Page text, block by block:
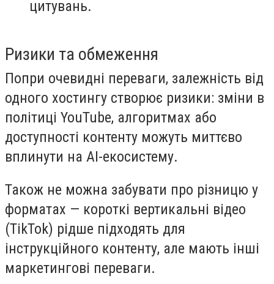
цитувань.
Ризики та обмеження
Попри очевидні переваги, залежність від
одного хостингу створює ризики: зміни в
політиці YouTube, алгоритмах або
доступності контенту можуть миттєво
вплинути на AI-екосистему.
Також не можна забувати про різницю у
форматах — короткі вертикальні відео
(TikTok) рідше підходять для
інструкційного контенту, але мають інші
маркетингові переваги.